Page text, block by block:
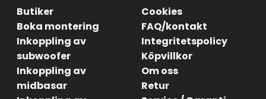
Butiker
Boka montering
Inkoppling av
subwoofer
Inkoppling av
midbasar
Cookies
FAQ/kontakt
Integritetspolicy
Köpvillkor
Om oss
Retur